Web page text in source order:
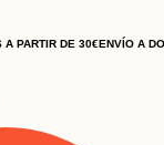
DE 30€ ENVÍO A